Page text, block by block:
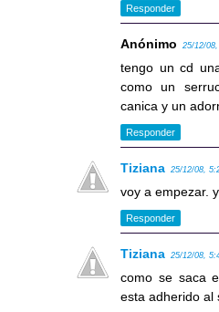
Responder
Anónimo 25/12/
tengo un cd
como un
canica y un
Responder
Tiziana 25/12/08,
voy a empezar.
Responder
Tiziana 25/12/08,
como se saca
esta adherido al